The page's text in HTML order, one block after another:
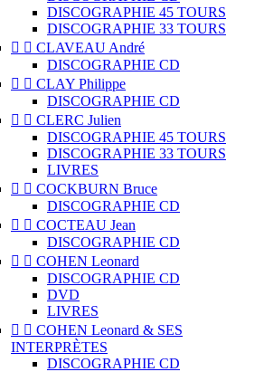
DISCOGRAPHIE 45 TOURS
DISCOGRAPHIE 33 TOURS
  CLAVEAU André
DISCOGRAPHIE CD
  CLAY Philippe
DISCOGRAPHIE CD
  CLERC Julien
DISCOGRAPHIE 45 TOURS
DISCOGRAPHIE 33 TOURS
LIVRES
  COCKBURN Bruce
DISCOGRAPHIE CD
  COCTEAU Jean
DISCOGRAPHIE CD
  COHEN Leonard
DISCOGRAPHIE CD
DVD
LIVRES
  COHEN Leonard & SES
INTERPRÈTES
DISCOGRAPHIE CD